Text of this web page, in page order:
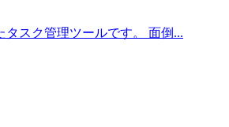
タスク管理ツールです。 面倒...